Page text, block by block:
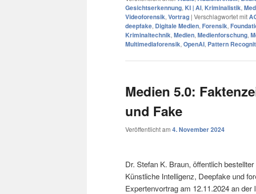
Gesichtserkennung, KI | AI, Kriminalistik,
Videoforensik, Vortrag | Verschlagwortet mit
deepfake, Digitale Medien, Forensik,
Kriminaltechnik, Medien, Medienforschung,
Multimediaforensik, OpenAI, Pattern
Medien 5.0:
und Fake
Veröffentlicht am 4. November 2024
Dr. Stefan K. Braun, öffentlich
Künstliche Intelligenz, Deepfake und
Expertenvortrag am 12.11.2024 an